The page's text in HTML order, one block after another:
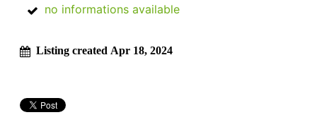
no informations available
Listing created Apr 18, 2024